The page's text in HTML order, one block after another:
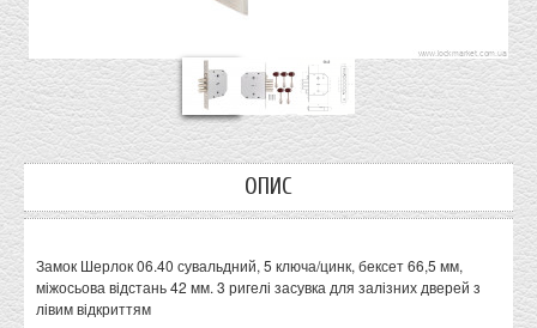
ОПИС
Замок Шерлок 06.40 сувальдний, 5 ключа/цинк, бексет 66,5 мм,
міжосьова відстань 42 мм. 3 ригелі засувка для залізних дверей з
лівим відкриттям